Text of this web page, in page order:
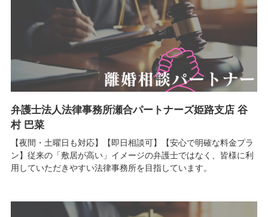
弁護士法人法律事務所瀬合パートナーズ姫路支店 谷
村 巴菜
【夜間・土曜日も対応】【即日相談可】【安心で明確な料金プラ
ン】従来の「敷居が高い」イメージの弁護士ではなく、皆様に利
用していただきやすい法律事務所を目指しています。